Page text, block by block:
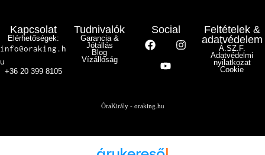
Kapcsolat
Elérhetőségek:
info@oraking.h
u
+36 20 399 8105
Tudnivalók
Garancia &
Jótállás
Blog
Vízállóság
Social
Feltételek &
adatvédelem
Á.SZ.F.
Adatvédelmi
nyilatkozat
Cookie
ÓraKirály - oraking.hu